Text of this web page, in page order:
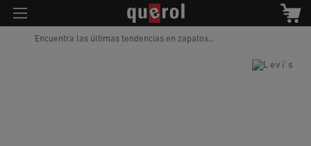
Encuentra las últimas tendencias en zapatos...